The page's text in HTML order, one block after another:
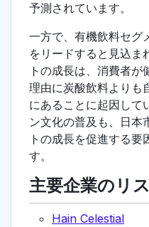
予測されています。
一方で、有機飲料セグ
をリードすると見込ま
トの成長は、消費者
理由に炭酸飲料よりも
にあることに起因して
ン文化の普及も、日本
トの成長を促進する要
す。
主要企業のリ
Hain Celestial